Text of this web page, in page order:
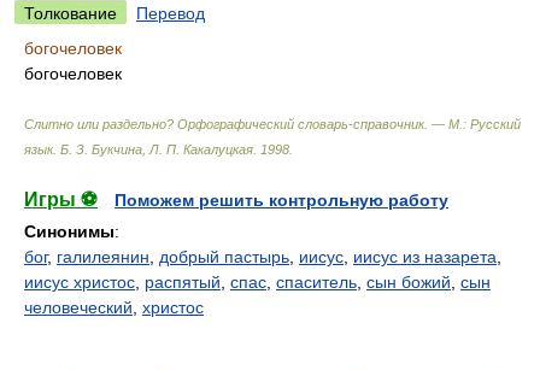
Толкование
Перевод
богочеловек
богочеловек
Слитно или раздельно? Орфографический словарь-справочник. — М.: Русский
язык. Б. З. Букчина, Л. П. Какалуцкая 1998
Игры ⚽
Поможем решить контрольную работу
Синонимы:
бог, галилеянин добрый пастырь иисус иисус из назарета
иисус христос распятый спас спаситель сын божий сын
человеческий христос